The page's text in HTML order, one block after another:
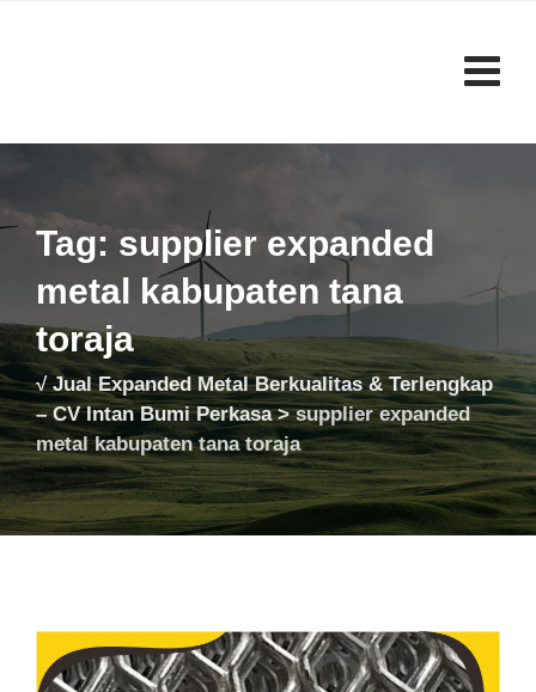
Tag: supplier expanded
metal kabupaten tana
toraja
√ Jual Expanded Metal Berkualitas & Terlengkap
– CV Intan Bumi Perkasa>supplier expanded
metal kabupaten tana toraja